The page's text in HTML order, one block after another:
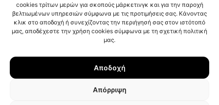
cookies τρίτων μερών για σκοπούς μάρκετινγκ και για την παροχή
βελτιωμένων υπηρεσιών σύμφωνα με τις προτιμήσεις σας. Κάνοντας
κλικ στο αποδοχή ή συνεχίζοντας την περιήγησή σας στον ιστότοπό
μας, αποδέχεστε την χρήση cookies σύμφωνα με τη σχετική πολιτική
μας.
Αποδοχή
Απόρριψη
Όροι Χρήσης
Πολιτική Cookies